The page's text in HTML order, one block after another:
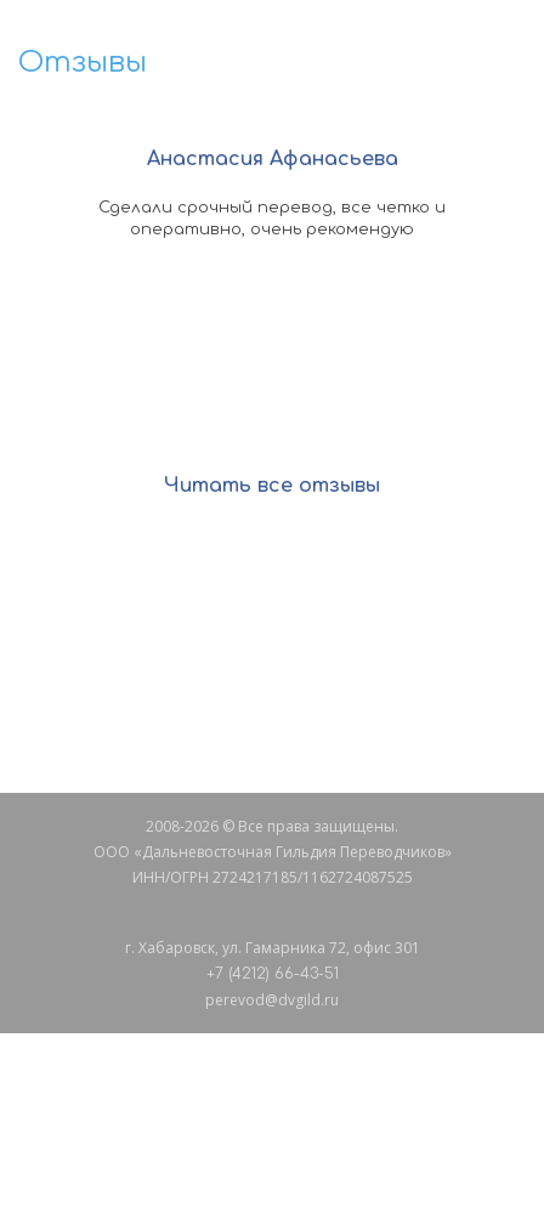
Отзывы
Анастасия Афанасьева
Сделали срочный перевод, все четко и
оперативно, очень рекомендую
Читать все отзывы
2008-2026 © Все права защищены.
ООО «Дальневосточная Гильдия Переводчиков»
ИНН/ОГРН 2724217185/1162724087525
г. Хабаровск, ул. Гамарника 72, офис 301
+7 (4212) 66-43-51
perevod@dvgild.ru